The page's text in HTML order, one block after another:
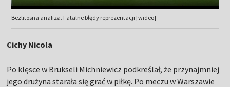
Bezlitosna analiza. Fatalne błędy reprezentacji [wideo]
Cichy Nicola
Po klęsce w Brukseli Michniewicz podkreślał, że przynajmniej
jego drużyna starała się grać w piłkę. Po meczu w Warszawie